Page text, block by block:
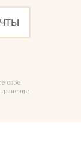
свое